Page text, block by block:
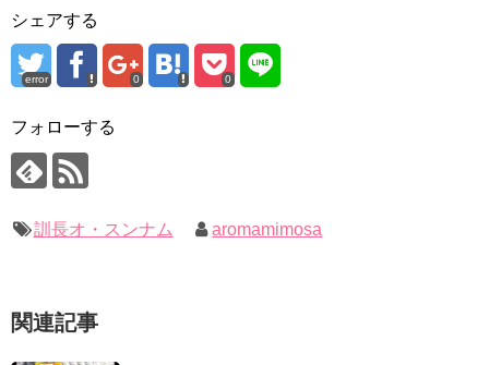
ソン・ヘギョ – ソンヘギョ キスまとめ
ハン・ヘジン 한혜진 – Still We (여전히 우리는)
한가인 –
「ライフ・ オン・ マーズ」2019年11月2日TSUTAYAにて先行
レンタル開始！
Jin-Crash Landing On You/ヒョンビン❤️ソンイェジン / エンジョイ❕
ョンら同僚芸能人から慰めの言葉が続々 – Taka News
キングを一部公開（DVD-SET2特典映像より）
九尾狐外伝 メイキング03 ハン・イェスル
チョ・ヒョンジェ 조현재 九尾狐外伝 制作発表会
キム・テヒの弟イ・ワン♥イ・ボミ、今日（28日）結婚……
「まず熱く掃除せよ」女優キム・ユジョン、「健康がとても回
【裏芸能】キムユジョンの熱愛彼氏はあの大物俳優
いでしょ？” Big News TV
幻の王女チャミョンゴ エンディング
か」出演で話題 Big News TV
シェアする
error 0 0
フォローする
訓長オ・スンナム aromamimosa
関連記事